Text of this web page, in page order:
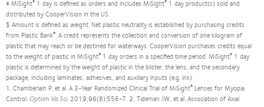
‡ MiSight 1 day is defined as orders and includes MiSight 1 day product(s) sold and
distributed by CooperVision in the US.
$ Amount is defined as weight. Net plastic neutrality is established by purchasing credits
from Plastic Bank®. A credit represents the collection and conversion of one kilogram of
plastic that may reach or be destined for waterways. CooperVision purchases credits equal
to the weight of plastic in MiSight® 1 day orders in a specified time period. MiSight® 1 day
plastic is determined by the weight of plastic in the blister, the lens, and the secondary
package, including laminates, adhesives, and auxiliary inputs (e.g. ink).
1.Chamberlain P, et al. A 3-Year Randomized Clinical Trial of MiSight® Lenses for Myopia
Control. Optom Vis Sci. 2019;96(8):556-7. 2. Tideman JW, et al. Association of Axial